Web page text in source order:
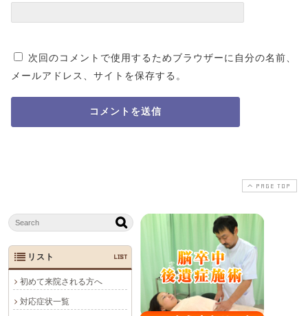
次回のコメントで使用するためブラウザーに自分の名前、
メールアドレス、サイトを保存する。
PAGE TOP
リスト LIST
初めて来院される方へ
対応症状一覧